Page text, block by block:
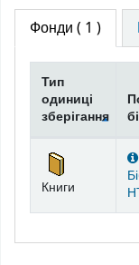
Фонди ( 1 )
Фонди
Тип
одиниці
зберігання
Книги